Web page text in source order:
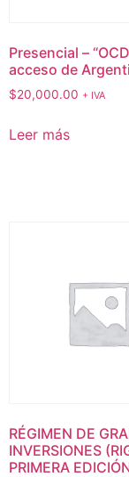
Presencial –
acceso de
$20,000.00 + IVA
Leer más
RÉGIMEN DE
INVERSIONES
PRIMERA